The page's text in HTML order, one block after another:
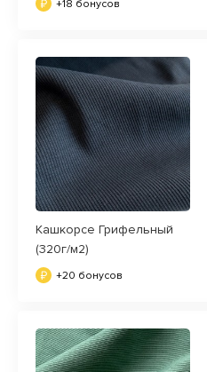
+18 бонусов
Кашкорсе Грифельный
(320г/м2)
+20 бонусов